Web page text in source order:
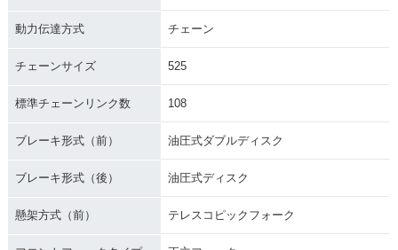
動力伝達方式 チェーン
チェーンサイズ 525
標準チェーンリンク数 108
ブレーキ形式（前） 油圧式ダブルディスク
ブレーキ形式（後） 油圧式ディスク
懸架方式（前） テレスコピックフォーク